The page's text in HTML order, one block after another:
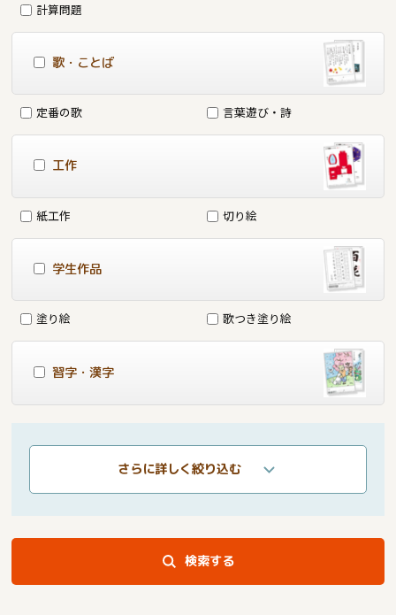
計算問題
歌・ことば
定番の歌 言葉遊び・詩
工作
紙工作 切り絵
学生作品
塗り絵 歌つき塗り絵
習字・漢字
さらに詳しく絞り込む
検索する